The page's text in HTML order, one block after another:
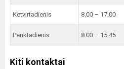
Ketvirtadienis 8.00 – 17.00
Penktadienis 8.00 – 15.45
Kiti kontaktai